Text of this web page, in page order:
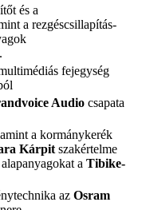
és a
a rezgéscsillapítás-
fejegység
Audio csapata
a kormánykerék
Kárpit szakértelme
a Tibike-
az Osram